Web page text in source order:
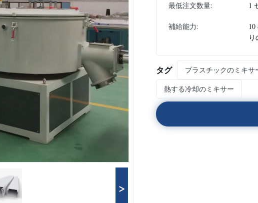
>
最低注文数量: 1
補給能力:
タグ プラスチックのミキサ
熱する冷却のミキサー